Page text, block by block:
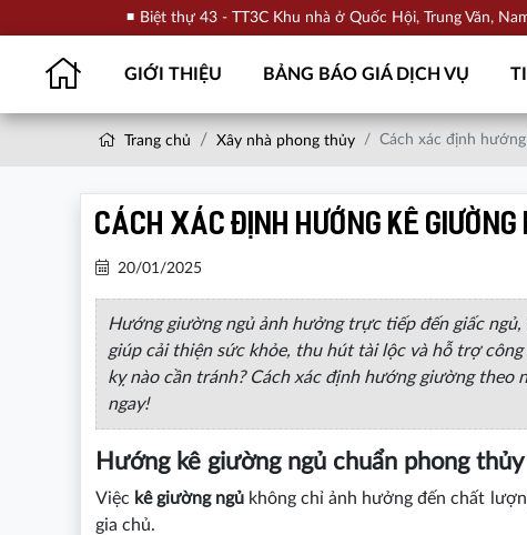
Biệt thự 43 - TT3C Khu nhà ở Quốc Hội, Trung Văn,
GIỚI THIỆU BẢNG BÁO GIÁ DỊCH VỤ
Trang chủ Xây nhà phong thủy Cách xác định
Cách xác định hướng kê
20/01/2025
Hướng giường ngủ ảnh hưởng trực tiếp đến giấc
giúp cải thiện sức khỏe, thu hút tài lộc và hỗ trợ
kỵ nào cần tránh? Cách xác định hướng giường theo
ngay!
Hướng kê giường ngủ chuẩn phong thủy
Việc kê giường ngủ không chỉ ảnh hưởng đến chất
gia chủ.